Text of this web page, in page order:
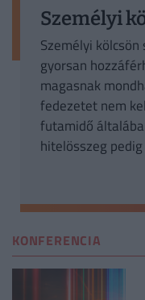
Személyi
Személyi
gyorsan
magasnak
fedezetet nem
futamidő
hitelösszeg
lakásfelújításra,
családi
tartozás
KONFERENCIA